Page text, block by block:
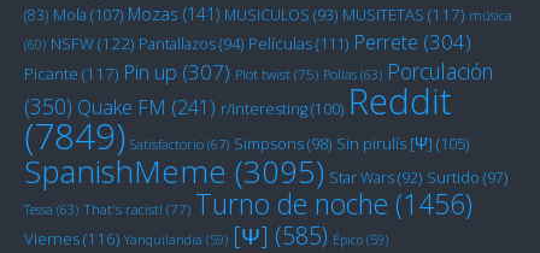
(83) Mola (107) Mozas (141) MUSICULOS (93) MUSITETAS (117) música
(60) NSFW(122) Pantallazos(94) Películas(111) Perrete (304)
Picante (117) Pin up (307) Plot twist (75) Pollas (63) Porculación
(350) Quake FM (241) r/Interesting(100) Reddit
(7849) Satisfactorio (67) Simpsons(98) Sin pirulís [Ψ] (105)
SpanishMeme (3095) Star Wars(92) Surtido (97)
Tessa (63) That's racist! (77) Turno de noche (1456)
Viernes(116) Yanquilandia (59) [Ψ] (585) Épico (59)